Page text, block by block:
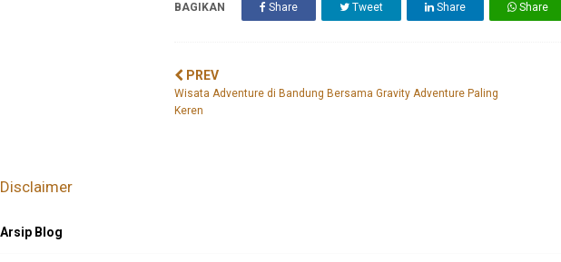
BAGIKAN Share Tweet Share Share
PREV
Wisata Adventure di Bandung Bersama Gravity Adventure Paling
Keren
Disclaimer
Arsip Blog